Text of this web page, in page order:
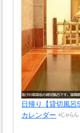
日帰り【貸切風呂
カレンダー